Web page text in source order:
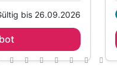
Buffet
bis 26.09.2026